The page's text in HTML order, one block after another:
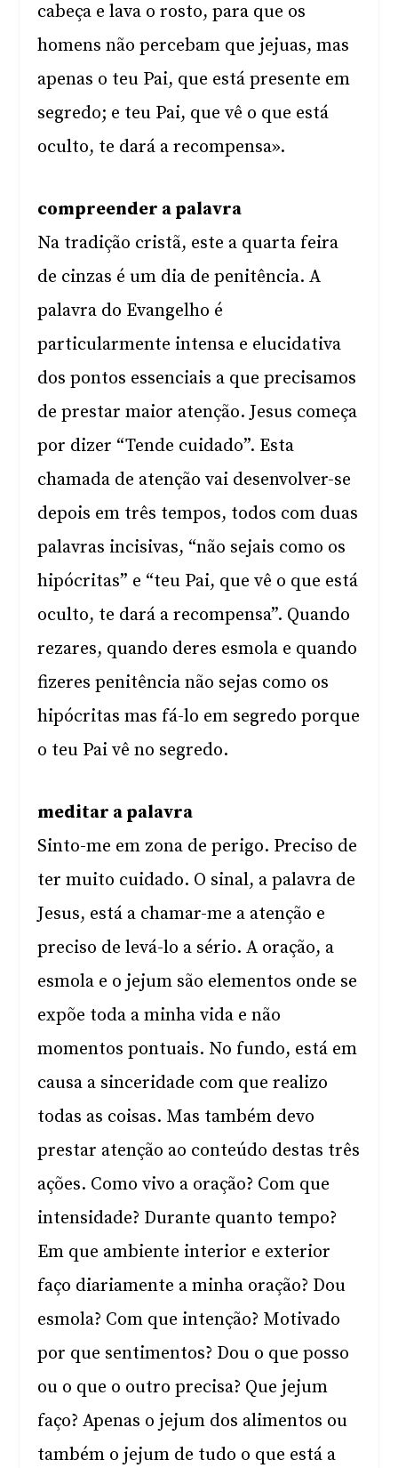
cabeça e lava o rosto, para que os
homens não percebam que jejuas, mas
apenas o teu Pai, que está presente em
segredo; e teu Pai, que vê o que está
oculto, te dará a recompensa».
compreender a palavra
Na tradição cristã, este a quarta feira
de cinzas é um dia de penitência. A
palavra do Evangelho é
particularmente intensa e elucidativa
dos pontos essenciais a que precisamos
de prestar maior atenção. Jesus começa
por dizer “Tende cuidado”. Esta
chamada de atenção vai desenvolver-se
depois em três tempos, todos com duas
palavras incisivas, “não sejais como os
hipócritas” e “teu Pai, que vê o que está
oculto, te dará a recompensa”. Quando
rezares, quando deres esmola e quando
fizeres penitência não sejas como os
hipócritas mas fá-lo em segredo porque
o teu Pai vê no segredo.
meditar a palavra
Sinto-me em zona de perigo. Preciso de
ter muito cuidado. O sinal, a palavra de
Jesus, está a chamar-me a atenção e
preciso de levá-lo a sério. A oração, a
esmola e o jejum são elementos onde se
expõe toda a minha vida e não
momentos pontuais. No fundo, está em
causa a sinceridade com que realizo
todas as coisas. Mas também devo
prestar atenção ao conteúdo destas três
ações. Como vivo a oração? Com que
intensidade? Durante quanto tempo?
Em que ambiente interior e exterior
faço diariamente a minha oração? Dou
esmola? Com que intenção? Motivado
por que sentimentos? Dou o que posso
ou o que o outro precisa? Que jejum
faço? Apenas o jejum dos alimentos ou
também o jejum de tudo o que está a